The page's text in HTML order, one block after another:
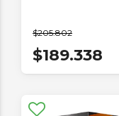
$205.802
$189.338